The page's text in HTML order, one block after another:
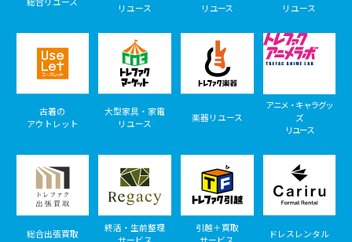
リユース
リユース
リユース
古着の
アウトレット
大型家具・家電
リユース
楽器リユース
アニメ・キャラグッ
ズ
リユース
総合出張買取
終活・生前整理
引越＋買取
ドレスレンタル